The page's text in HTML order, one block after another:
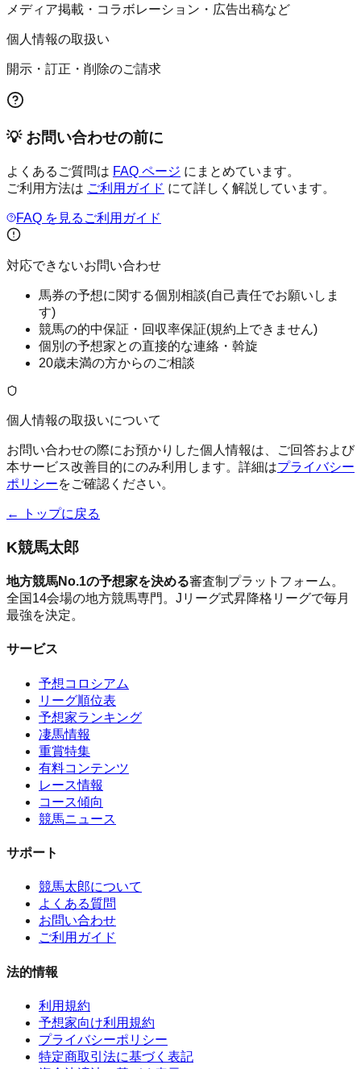
メディア掲載・コラボレーション・広告出稿など
個人情報の取扱い
開示・訂正・削除のご請求
💡 お問い合わせの前に
よくあるご質問は FAQ ページ にまとめています。
ご利用方法は ご利用ガイド にて詳しく解説しています。
FAQ を見る ご利用ガイド
対応できないお問い合わせ
馬券の予想に関する個別相談(自己責任でお願いしま
す)
競馬の的中保証・回収率保証(規約上できません)
個別の予想家との直接的な連絡・斡旋
20歳未満の方からのご相談
個人情報の取扱いについて
お問い合わせの際にお預かりした個人情報は、ご回答および
本サービス改善目的にのみ利用します。詳細はプライバシー
ポリシーをご確認ください。
← トップに戻る
K競馬太郎
地方競馬No.1の予想家を決める審査制プラットフォーム。
全国14会場の地方競馬専門。Jリーグ式昇降格リーグで毎月
最強を決定。
サービス
予想コロシアム
リーグ順位表
予想家ランキング
凄馬情報
重賞特集
有料コンテンツ
レース情報
コース傾向
競馬ニュース
サポート
競馬太郎について
よくある質問
お問い合わせ
ご利用ガイド
法的情報
利用規約
予想家向け利用規約
プライバシーポリシー
特定商取引法に基づく表記